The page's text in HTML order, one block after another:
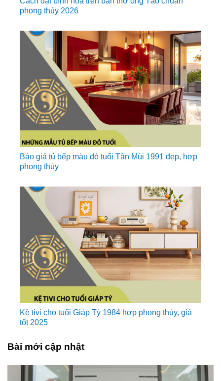
phong thủy 2026
Báo giá tủ bếp màu đỏ tuổi Tân Mùi 1991 đẹp, hợp
phong thủy
Kệ tivi cho tuổi Giáp Tý 1984 hợp phong thủy, giá
tốt 2025
Bài mới cập nhật